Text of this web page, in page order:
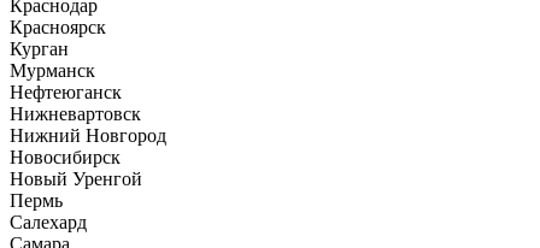
Краснодар
Красноярск
Курган
Мурманск
Нефтеюганск
Нижневартовск
Нижний Новгород
Новосибирск
Новый Уренгой
Пермь
Салехард
Самара